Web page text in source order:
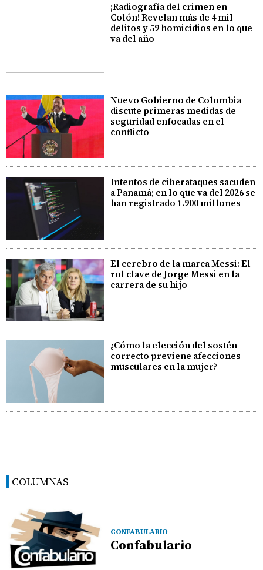
¡Radiografía del crimen en
Colón! Revelan más de 4 mil
delitos y 59 homicidios en lo que
va del año
Nuevo Gobierno de Colombia
discute primeras medidas de
seguridad enfocadas en el
conflicto
Intentos de ciberataques sacuden
a Panamá; en lo que va del 2026 se
han registrado 1.900 millones
El cerebro de la marca Messi: El
rol clave de Jorge Messi en la
carrera de su hijo
¿Cómo la elección del sostén
correcto previene afecciones
musculares en la mujer?
COLUMNAS
CONFABULARIO
Confabulario